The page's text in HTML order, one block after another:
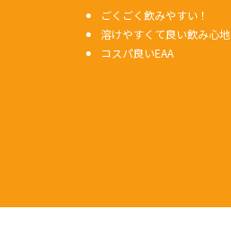
ごくごく飲みやすい！
溶けやすくて良い飲み心地
コスパ良いEAA